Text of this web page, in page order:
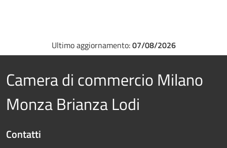
Ultimo aggiornamento:07/08/2026
Camera di commercio Milano
Monza Brianza Lodi
Contatti